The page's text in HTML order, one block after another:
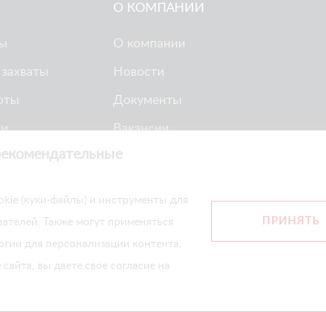
О КОМПАНИИ
О компании
Новости
Документы
Вакансии
Реквизиты
конфиденциальности
характер и не являются публичной
(куки-файлы) и инструменты для
Также могут применяться
для персонализации контента.
вы даете свое согласие на
ПРИНЯТЬ